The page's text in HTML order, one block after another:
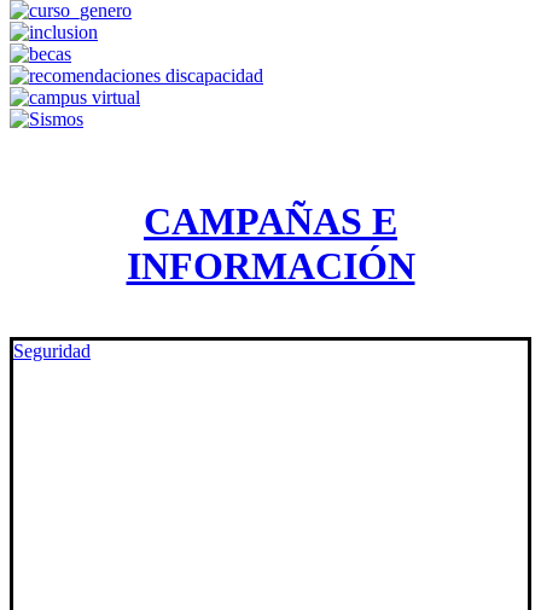
CAMPAÑAS E
INFORMACIÓN
Seguridad